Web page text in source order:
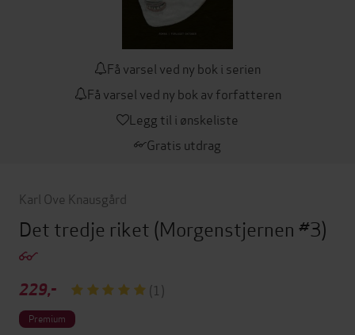
Få varsel ved ny bok i serien
Få varsel ved ny bok av forfatteren
Legg til i ønskeliste
Gratis utdrag
Karl Ove Knausgård
Det tredje riket (Morgenstjernen #3)
229,- (1)
Premium